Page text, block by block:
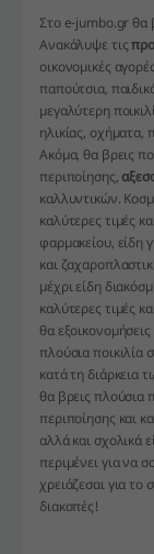
Στο e-jumbo.gr θα
Ανακάλυψε τις
οικονομικές
παπούτσια,
μεγαλύτερη
ηλικίας, οχήματα,
Ακόμα, θα βρεις
περιποίησης,
καλλυντικών.
καλύτερες τιμές
φαρμακείου, είδη
και
μέχρι είδη
καλύτερες τιμές
θα
πλούσια ποικιλία
κατά τη διάρκεια
θα βρεις πλούσια
περιποίησης και
αλλά και σχολικά
περιμένει για να
χρειάζεσαι για το
διακοπές!